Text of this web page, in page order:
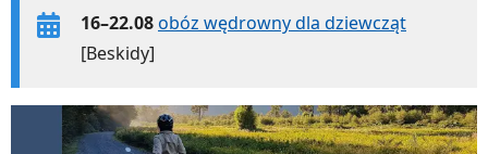
16–22.08obóz wędrowny dla dziewcząt
[Beskidy]